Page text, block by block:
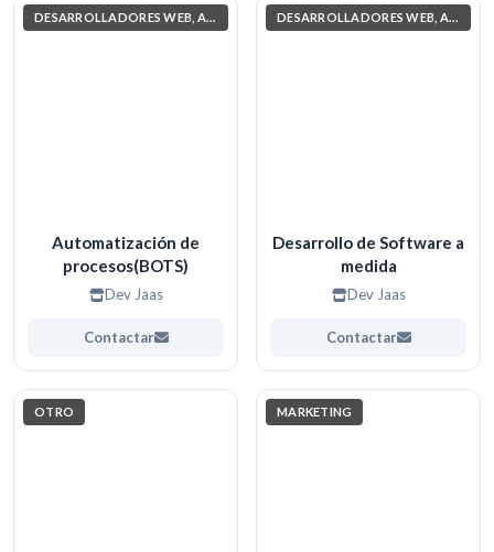
DESARROLLADORES WEB, APPS. (PROGRAMACIÓN)
Automatización de
procesos(BOTS)
Dev Jaas
Contactar
DESARROLLADORES WEB, APPS. (PROGRAMACIÓN)
Desarrollo de Software a
medida
Dev Jaas
Contactar
OTRO MARKETING